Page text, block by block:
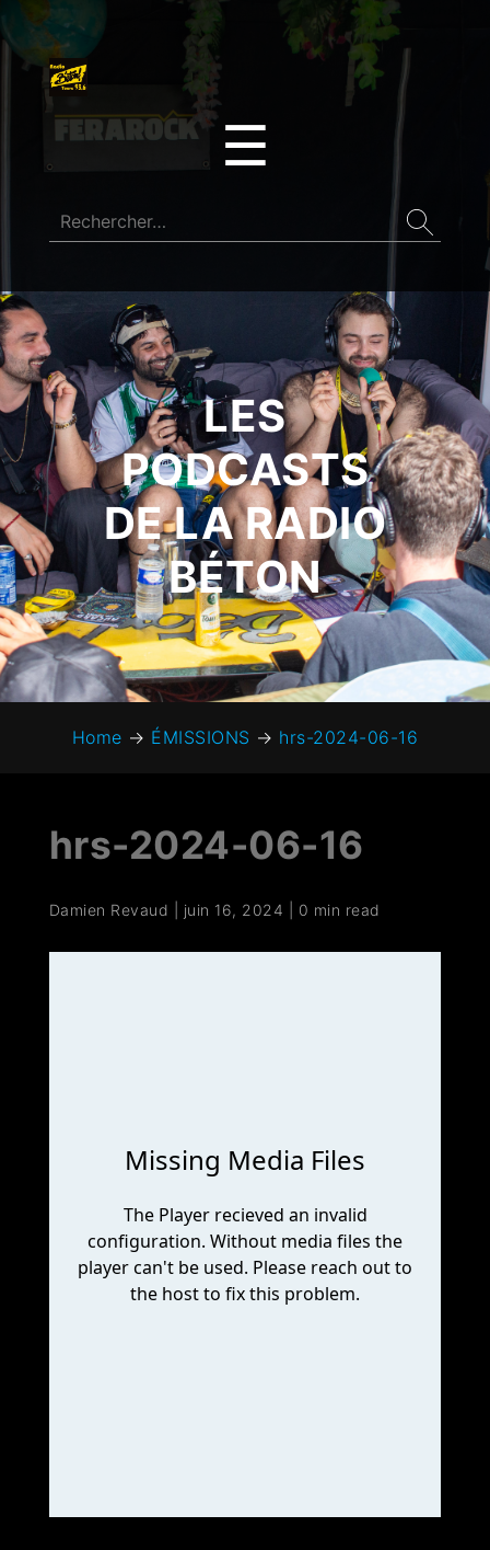
☰
LES
PODCASTS
DE LA RADIO
BÉTON
Home → ÉMISSIONS → hrs-2024-06-16
hrs-2024-06-16
Damien Revaud juin 16, 2024 0 min read